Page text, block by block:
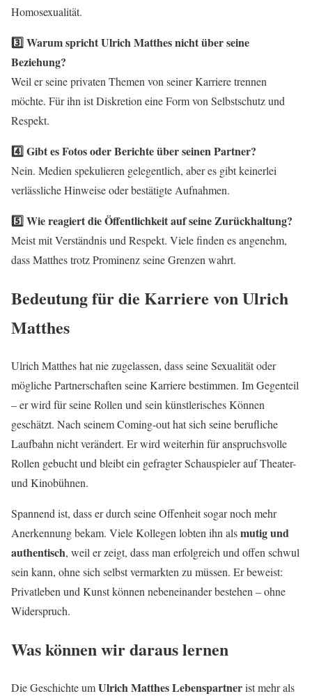
Homosexualität.
3️⃣ Warum spricht Ulrich Matthes nicht über seine
Beziehung?
Weil er seine privaten Themen von seiner Karriere trennen
möchte. Für ihn ist Diskretion eine Form von Selbstschutz und
Respekt.
4️⃣ Gibt es Fotos oder Berichte über seinen Partner?
Nein. Medien spekulieren gelegentlich, aber es gibt keinerlei
verlässliche Hinweise oder bestätigte Aufnahmen.
5️⃣ Wie reagiert die Öffentlichkeit auf seine Zurückhaltung?
Meist mit Verständnis und Respekt. Viele finden es angenehm,
dass Matthes trotz Prominenz seine Grenzen wahrt.
Bedeutung für die Karriere von Ulrich
Matthes
Ulrich Matthes hat nie zugelassen, dass seine Sexualität oder
mögliche Partnerschaften seine Karriere bestimmen. Im Gegenteil
– er wird für seine Rollen und sein künstlerisches Können
geschätzt. Nach seinem Coming-out hat sich seine berufliche
Laufbahn nicht verändert. Er wird weiterhin für anspruchsvolle
Rollen gebucht und bleibt ein gefragter Schauspieler auf Theater-
und Kinobühnen.
Spannend ist, dass er durch seine Offenheit sogar noch mehr
Anerkennung bekam. Viele Kollegen lobten ihn alsmutig und
authentisch, weil er zeigt, dass man erfolgreich und offen schwul
sein kann, ohne sich selbst vermarkten zu müssen. Er beweist:
Privatleben und Kunst können nebeneinander bestehen – ohne
Widerspruch.
Was können wir daraus lernen
Die Geschichte umUlrich Matthes Lebenspartnerist mehr als